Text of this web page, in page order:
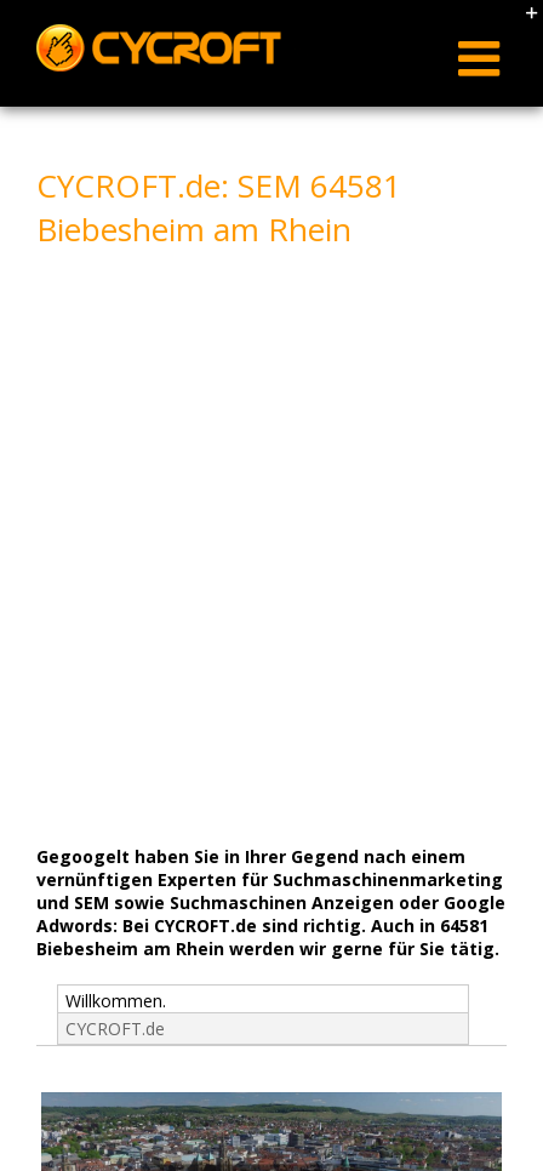
content
CYCROFT.de: SEM 64581
Biebesheim am Rhein
Gegoogelt haben Sie in Ihrer Gegend nach einem
vernünftigen Experten für Suchmaschinenmarketing
und SEM sowie Suchmaschinen Anzeigen oder Google
Adwords: Bei CYCROFT.de sind richtig. Auch in 64581
Biebesheim am Rhein werden wir gerne für Sie tätig.
Willkommen.
CYCROFT.de